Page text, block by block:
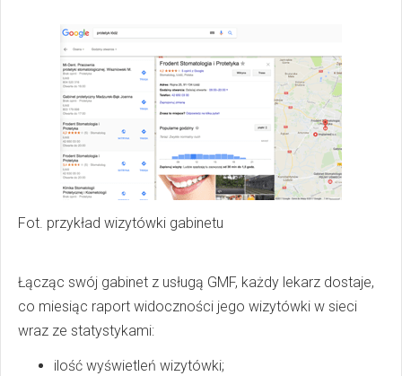
Fot. przykład wizytówki gabinetu
Łącząc swój gabinet z usługą GMF, każdy lekarz dostaje,
co miesiąc raport widoczności jego wizytówki w sieci
wraz ze statystykami:
ilość wyświetleń wizytówki;